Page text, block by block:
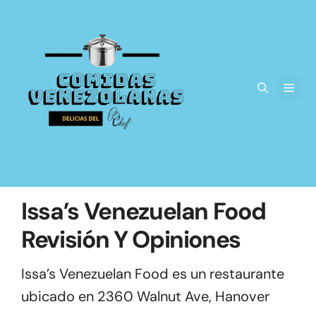
contenido
Issa’s Venezuelan Food
Revisión Y Opiniones
Issa’s Venezuelan Food es un restaurante
ubicado en 2360 Walnut Ave, Hanover